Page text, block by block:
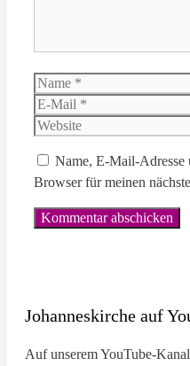
Name
Name, E-Mail-Adresse
Browser für meinen
Johanneskirche auf
Auf unserem YouTube-